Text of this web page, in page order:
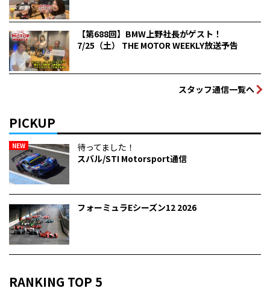
【第688回】BMW上野社長がゲスト！
7/25（土） THE MOTOR WEEKLY放送予告
スタッフ通信一覧へ
PICKUP
NEW
待ってました！
スバル/STI Motorsport通信
フォーミュラEシーズン12 2026
RANKING TOP 5